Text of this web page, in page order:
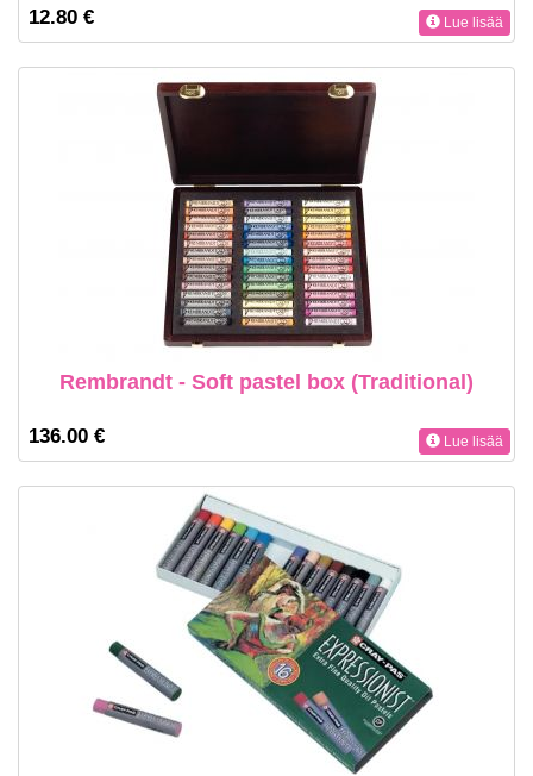
12.80 € Lue lisää
Rembrandt - Soft pastel box (Traditional)
136.00 € Lue lisää